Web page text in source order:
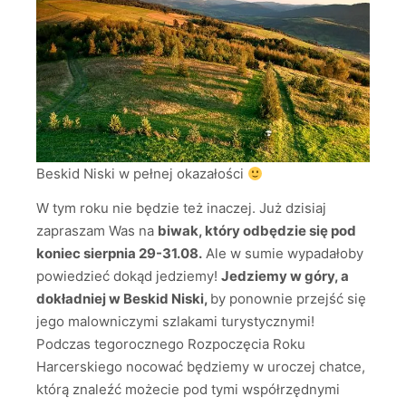
Beskid Niski w pełnej okazałości
W tym roku nie będzie też inaczej. Już dzisiaj
zapraszam Was na biwak, który odbędzie się pod
koniec sierpnia 29-31.08. Ale w sumie wypadałoby
powiedzieć dokąd jedziemy! Jedziemy w góry, a
dokładniej w Beskid Niski, by ponownie przejść się
jego malowniczymi szlakami turystycznymi!
Podczas tegorocznego Rozpoczęcia Roku
Harcerskiego nocować będziemy w uroczej chatce,
którą znaleźć możecie pod tymi współrzędnymi